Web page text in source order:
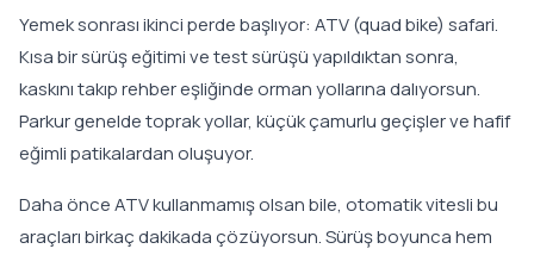
Yemek sonrası ikinci perde başlıyor: ATV (quad bike) safari.
Kısa bir sürüş eğitimi ve test sürüşü yapıldıktan sonra,
kaskını takıp rehber eşliğinde orman yollarına dalıyorsun.
Parkur genelde toprak yollar, küçük çamurlu geçişler ve hafif
eğimli patikalardan oluşuyor.
Daha önce ATV kullanmamış olsan bile, otomatik vitesli bu
araçları birkaç dakikada çözüyorsun. Sürüş boyunca hem